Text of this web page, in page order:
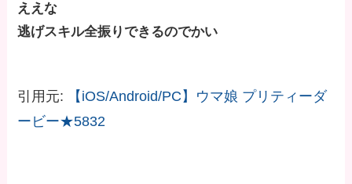
ええな
逃げスキル全振りできるのでかい
引用元:
【iOS/Android/PC】ウマ娘 プリティーダ
ービー★5832